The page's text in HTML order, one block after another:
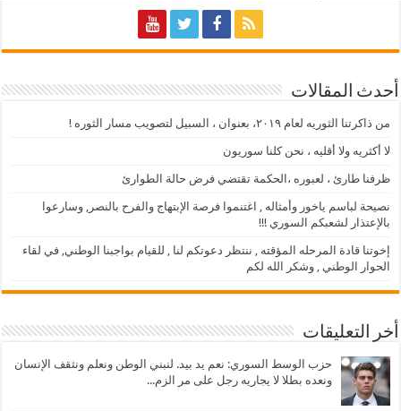
أحدث المقالات
من ذاكرتنا الثوريه لعام ٢٠١٩، بعنوان ، السبيل لتصويب مسار الثوره !
لا أكثريه ولا أقليه ، نحن كلنا سوريون
ظرفنا طارئ ، لعبوره ،الحكمة تقتضي فرض حالة الطوارئ
نصيحة لباسم ياخور وأمثاله , اغتنموا فرصة الإبتهاج والفرح بالنصر, وسارعوا
بالإعتذار لشعبكم السوري !!!
إخوتنا قادة المرحله المؤقته , ننتظر دعوتكم لنا , للقيام بواجبنا الوطني, في لقاء
الحوار الوطني , وشكر الله لكم
أخر التعليقات
حزب الوسط السوري: نعم يد بيد. لنبني الوطن ونعلم ونثقف الإنسان
ونعده بطلا لا يجاريه رجل على مر الزم...